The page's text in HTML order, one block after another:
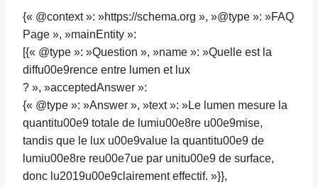
{« @context »: »https://schema.org », »@type »: »FAQ
Page », »mainEntity »:
[{« @type »: »Question », »name »: »Quelle est la
diffu00e9rence entre lumen et lux
? », »acceptedAnswer »:
{« @type »: »Answer », »text »: »Le lumen mesure la
quantitu00e9 totale de lumiu00e8re u00e9mise,
tandis que le lux u00e9value la quantitu00e9 de
lumiu00e8re reu00e7ue par unitu00e9 de surface,
donc lu2019u00e9clairement effectif. »}},